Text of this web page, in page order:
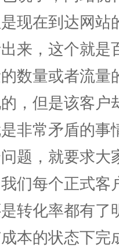
现在到达网站
来，这个就是
数量或者流
，但是该客户
非常矛盾的事
题，就要求大
们每个正式客
转化率都有了
本的状态下完